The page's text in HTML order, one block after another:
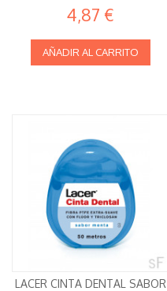
4,87 €
AÑADIR AL CARRITO
LACER CINTA DENTAL SABOR